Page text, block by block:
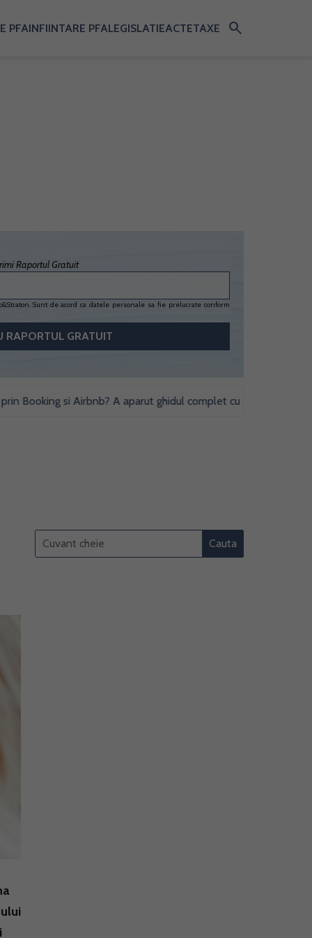
PFAINFIINTARE PFALEGISLATIEACTETAXE search
Raportul Gratuit
Sunt de acord ca datele personale sa fie prelucrate conform
si Airbnb? A aparut ghidul complet cu obligatii fiscale si